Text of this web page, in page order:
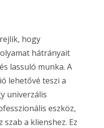
hogy
hátrányait
lassuló munka. A
lehetővé teszi a
univerzális
eszköz,
a klienshez. Ez